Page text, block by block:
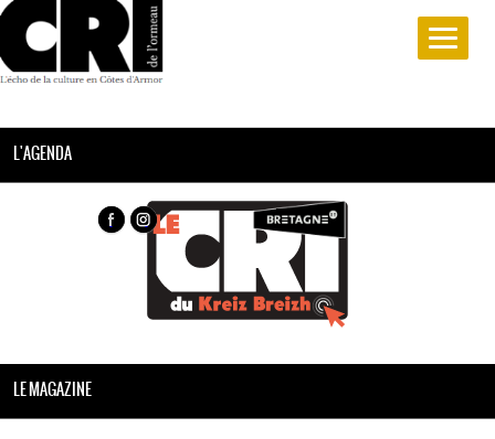
L'AGENDA
LE MAGAZINE